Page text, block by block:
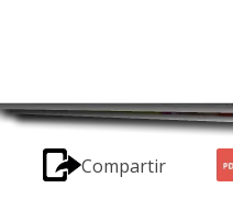
Compartir